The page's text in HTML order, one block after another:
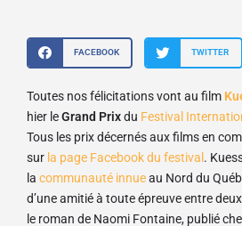
FACEBOOK TWITTER
Toutes nos félicitations vont au film
hier leGrand Prixdu Festival
Tous les prix décernés aux films en
sur la page Facebook du festival .
la communauté innueau Nord du
d’une amitié à toute épreuve entre
le roman de Naomi Fontaine, publié